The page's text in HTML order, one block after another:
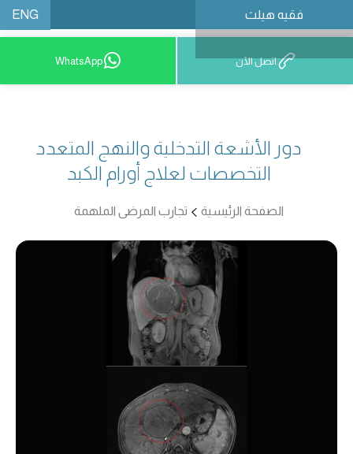
فقيه هيلث ENG
احجز موعدًا اتصل الآن WhatsApp
دور الأشعة التدخلية والنهج المتعدد
التخصصات لعلاج أورام الكبد
الصفحة الرئيسية تجارب المرضى الملهمة